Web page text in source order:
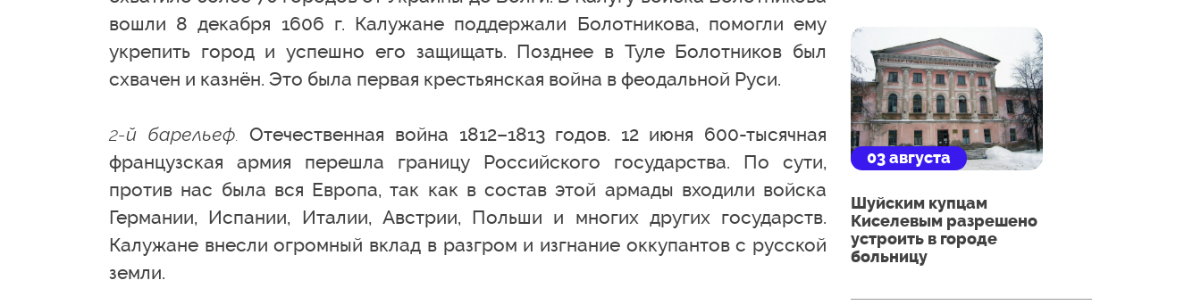
вошли 8 декабря 1606 г. Калужане поддержали Болотникова, помогли ему
укрепить город и успешно его защищать. Позднее в Туле Болотников был
схвачен и казнён. Это была первая крестьянская война в феодальной Руси.
2-й барельеф. Отечественная война 1812–1813 годов. 12 июня 600-тысячная
французская армия перешла границу Российского государства. По сути,
против нас была вся Европа, так как в состав этой армады входили войска
Германии, Испании, Италии, Австрии, Польши и многих других государств.
Калужане внесли огромный вклад в разгром и изгнание оккупантов с русской
земли.
03 августа
Шуйским купцам
Киселевым разрешено
устроить в городе
больницу